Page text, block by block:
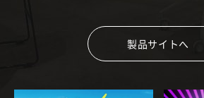
製品サイトへ